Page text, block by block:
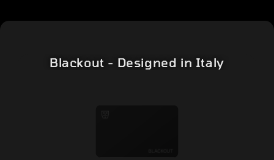
Blackout - Designed in Italy